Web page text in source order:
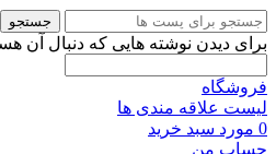
جستجو
برای دیدن نوشته هایی که دنبال آن
فروشگاه
لیست علاقه مندی ها
0 مورد سبد خرید
حساب من